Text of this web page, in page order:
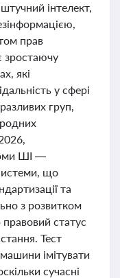
інтелект,
прав
зростаючу
які
у сфері
груп,
ШІ —
що
та
з розвитком
правовий статус
Тест
імітувати
сучасні